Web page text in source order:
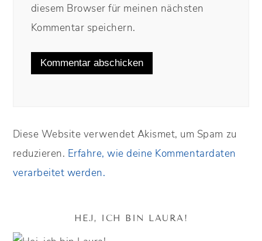
diesem Browser für meinen nächsten
Kommentar speichern.
Diese Website verwendet Akismet, um Spam zu
reduzieren. Erfahre, wie deine Kommentardaten
verarbeitet werden.
HEJ, ICH BIN LAURA!